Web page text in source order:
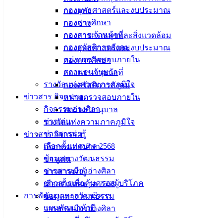
กองยุทธศาสตร์และงบประมาณ
กองการศึกษา
กองการเจ้าหน้าที่
กองสวัสดิการสังคม
หน่วยตรวจสอบภายใน
สถานธนานุบาล
รางวัลแห่งความภาคภูมิใจ
ข่าวสาร กิจกรรม
กิจกรรมอ่างศิลา
ข่าวเด่น
ข่าวสารน่ารู้
เลือกตั้งเทศบาล 2568
ข้อมูลทางวัฒนธรรม
วารสารเมืองอ่างศิลา
ข่าวสารเพื่อคุ้มครองผู้บริโภค
การพัฒนาและการบริหาร
แผนพัฒนาห้าปี
กองคลัง
กองช่าง
กองสาธารณสุขและสิ่งแวดล้อม
กองยุทธศาสตร์และงบประมาณ
กองการศึกษา
กองการเจ้าหน้าที่
กองสวัสดิการสังคม
หน่วยตรวจสอบภายใน
สถานธนานุบาล
รางวัลแห่งความภาคภูมิใจ
ข่าวสาร กิจกรรม
กิจกรรมอ่างศิลา
ข่าวเด่น
ข่าวสารน่ารู้
เลือกตั้งเทศบาล 2568
ข้อมูลทางวัฒนธรรม
วารสารเมืองอ่างศิลา
เทศบาลเมือง
อ่างศิลา 90/338
อ.เมือง จ.ชลบุรี
038-
142-100-104
บริการ
ประชาชน